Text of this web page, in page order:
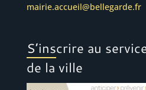
mairie.accueil@bellegarde.fr
S’inscrire au
de la ville